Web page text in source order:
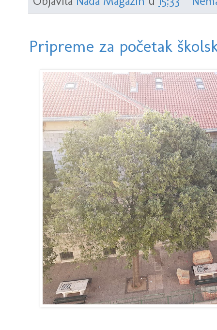
bolnice. Patolog koji je obavljao obdukciju tvrdi da je Kristian
Pripreme za početak